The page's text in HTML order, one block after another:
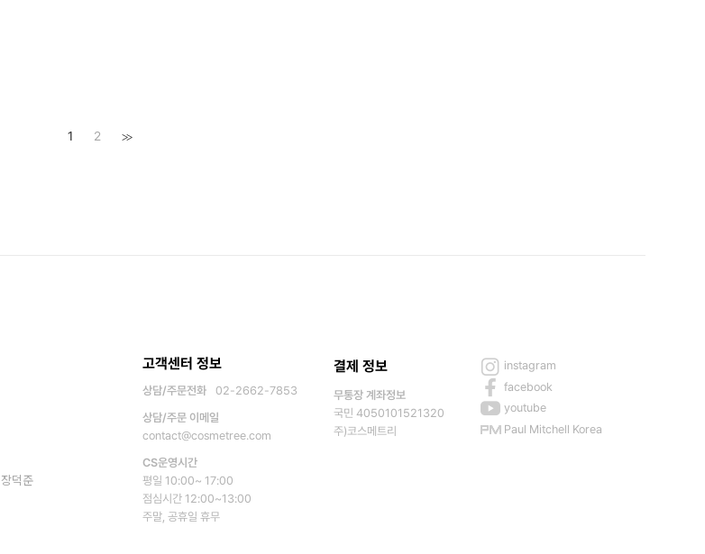
1 2 >>
장덕준
고객센터 정보
상담/주문전화
02-2662-7853
상담/주문 이메일
contact@cosmetree.com
CS운영시간
평일 10:00~ 17:00
점심시간 12:00~13:00
주말, 공휴일 휴무
결제 정보
무통장 계좌정보
국민 4050101521320
주)코스메트리
instagram
facebook
youtube
Paul Mitchell Korea